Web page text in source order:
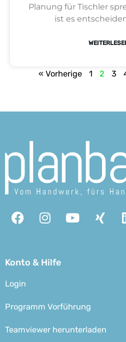
Planung für Tischler
ist es
« Vorherige 1 2 3
FacebookInstagram
YoutubeXing
Konto & Hilfe
Login
Programm Vorführung
Teamviewer herunterladen